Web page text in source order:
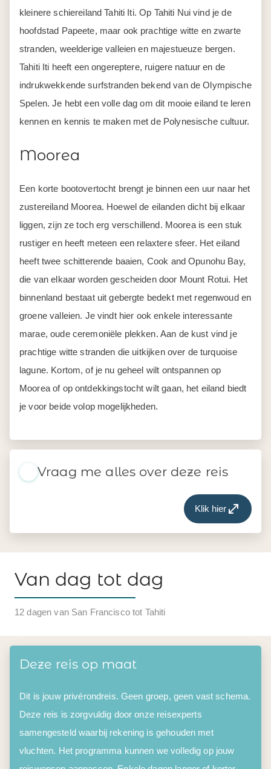
kleinere schiereiland Tahiti Iti. Op Tahiti Nui vind je de
hoofdstad Papeete, maar ook prachtige witte en zwarte
stranden, weelderige valleien en majestueuze bergen.
Tahiti Iti heeft een ongereptere, ruigere natuur en de
indrukwekkende surfstranden bekend van de Olympische
Spelen. Je hebt een volle dag om dit mooie eiland te leren
kennen en kennis te maken met de Polynesische cultuur.
Moorea
Een korte bootovertocht brengt je binnen een uur naar het
zustereiland Moorea. Hoewel de eilanden dicht bij elkaar
liggen, zijn ze toch erg verschillend. Moorea is een stuk
rustiger en heeft meteen een relaxtere sfeer. Het eiland
heeft twee schitterende baaien, Cook and Opunohu Bay,
die van elkaar worden gescheiden door Mount Rotui. Het
binnenland bestaat uit gebergte bedekt met regenwoud en
groene valleien. Je vindt hier ook enkele interessante
marae, oude ceremoniële plekken. Aan de kust vind je
prachtige witte stranden die uitkijken over de turquoise
lagune. Kortom, of je nu geheel wilt ontspannen op
Moorea of op ontdekkingstocht wilt gaan, het eiland biedt
je voor beide volop mogelijkheden.
Vraag me alles over deze reis
Klik hier
Van dag tot dag
12 dagen van San Francisco tot Tahiti
Deze reis op maat
Dit is jouw privérondreis. Geen groep, geen vast schema.
Deze reis is zorgvuldig door onze reisexperts
samengesteld waarbij rekening is gehouden met
vluchten. Het programma kunnen we volledig op jouw